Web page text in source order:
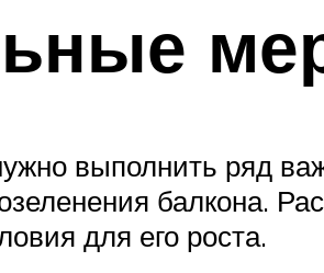
выполнить ряд
балкона.
для его роста.